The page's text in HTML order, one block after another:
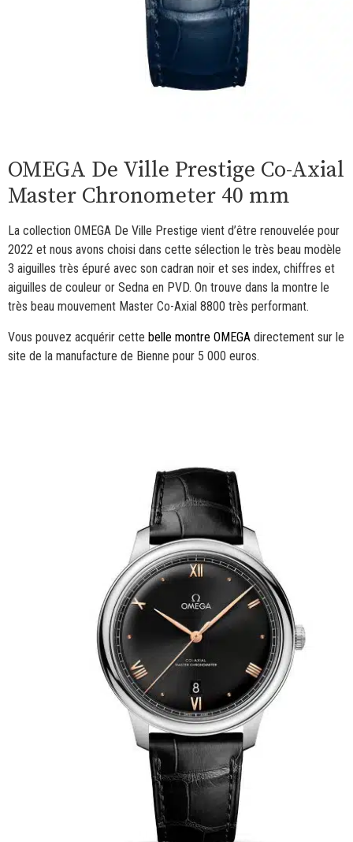
OMEGA De Ville Prestige Co-Axial
Master Chronometer 40 mm
La collection OMEGA De Ville Prestige vient d’être renouvelée pour
2022 et nous avons choisi dans cette sélection le très beau modèle
3 aiguilles très épuré avec son cadran noir et ses index, chiffres et
aiguilles de couleur or Sedna en PVD. On trouve dans la montre le
très beau mouvement Master Co-Axial 8800 très performant.
Vous pouvez acquérir cette belle montre OMEGA directement sur le
site de la manufacture de Bienne pour 5 000 euros.